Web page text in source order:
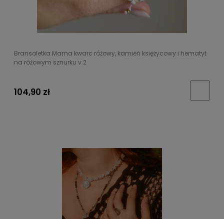
Bransoletka Mama kwarc różowy, kamień księżycowy i hematyt
na różowym sznurku v.2
104,90 zł